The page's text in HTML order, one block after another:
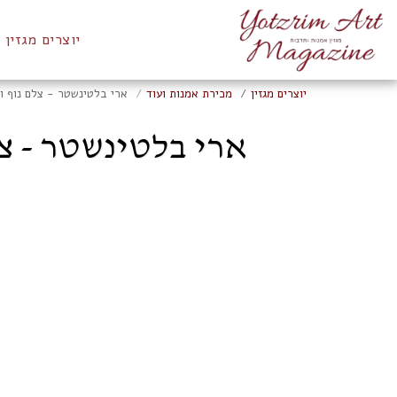
יוצרים מגזין
יוצרים מגזין מכירת אמנות ועוד ארי בלטינשטר - צלם נוף וטבע,
ארי בלטינשטר - צלם